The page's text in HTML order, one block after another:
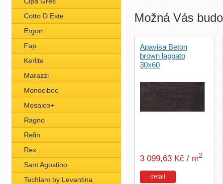
Cotto D Este
Ergon
Fap
Kerlite
Marazzi
Monocibec
Mosaico+
Ragno
Refin
Rex
Sant Agostino
Techlam by Levantina
Možná Vás
Apavisa Beton
brown lappato
30x60
3 099,63 Kč / m2
detail